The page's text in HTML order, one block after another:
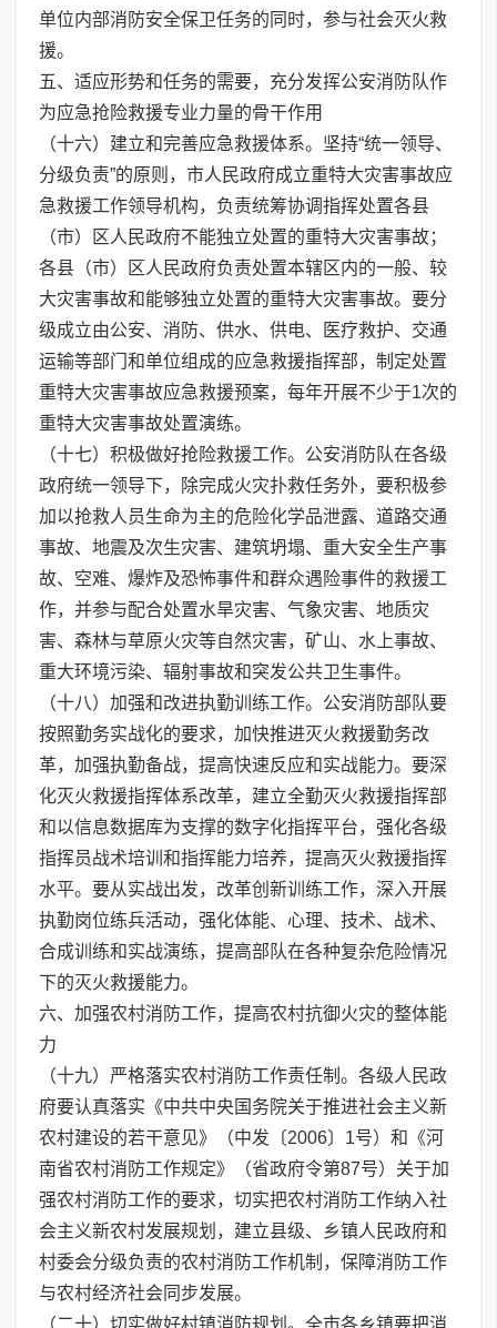
单位内部消防安全保卫任务的同时，参与社会灭火救
援。
五、适应形势和任务的需要，充分发挥公安消防队作
为应急抢险救援专业力量的骨干作用
（十六）建立和完善应急救援体系。坚持“统一领导、
分级负责”的原则，市人民政府成立重特大灾害事故应
急救援工作领导机构，负责统筹协调指挥处置各县
（市）区人民政府不能独立处置的重特大灾害事故；
各县（市）区人民政府负责处置本辖区内的一般、较
大灾害事故和能够独立处置的重特大灾害事故。要分
级成立由公安、消防、供水、供电、医疗救护、交通
运输等部门和单位组成的应急救援指挥部，制定处置
重特大灾害事故应急救援预案，每年开展不少于1次的
重特大灾害事故处置演练。
（十七）积极做好抢险救援工作。公安消防队在各级
政府统一领导下，除完成火灾扑救任务外，要积极参
加以抢救人员生命为主的危险化学品泄露、道路交通
事故、地震及次生灾害、建筑坍塌、重大安全生产事
故、空难、爆炸及恐怖事件和群众遇险事件的救援工
作，并参与配合处置水旱灾害、气象灾害、地质灾
害、森林与草原火灾等自然灾害，矿山、水上事故、
重大环境污染、辐射事故和突发公共卫生事件。
（十八）加强和改进执勤训练工作。公安消防部队要
按照勤务实战化的要求，加快推进灭火救援勤务改
革，加强执勤备战，提高快速反应和实战能力。要深
化灭火救援指挥体系改革，建立全勤灭火救援指挥部
和以信息数据库为支撑的数字化指挥平台，强化各级
指挥员战术培训和指挥能力培养，提高灭火救援指挥
水平。要从实战出发，改革创新训练工作，深入开展
执勤岗位练兵活动，强化体能、心理、技术、战术、
合成训练和实战演练，提高部队在各种复杂危险情况
下的灭火救援能力。
六、加强农村消防工作，提高农村抗御火灾的整体能
力
（十九）严格落实农村消防工作责任制。各级人民政
府要认真落实《中共中央国务院关于推进社会主义新
农村建设的若干意见》（中发〔2006〕1号）和《河
南省农村消防工作规定》（省政府令第87号）关于加
强农村消防工作的要求，切实把农村消防工作纳入社
会主义新农村发展规划，建立县级、乡镇人民政府和
村委会分级负责的农村消防工作机制，保障消防工作
与农村经济社会同步发展。